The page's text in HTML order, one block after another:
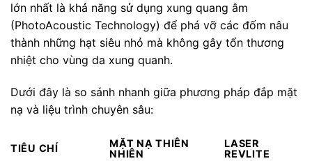
lớn nhất là khả năng sử dụng xung quang âm
(PhotoAcoustic Technology) để phá vỡ các đốm nâu
thành những hạt siêu nhỏ mà không gây tổn thương
nhiệt cho vùng da xung quanh.
Dưới đây là so sánh nhanh giữa phương pháp đắp mặt
nạ và liệu trình chuyên sâu:
TIÊU CHÍ
MẶT NẠ THIÊN
NHIÊN
LASER
REVLITE